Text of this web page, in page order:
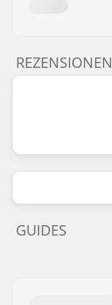
REZENSIONEN
GUIDES